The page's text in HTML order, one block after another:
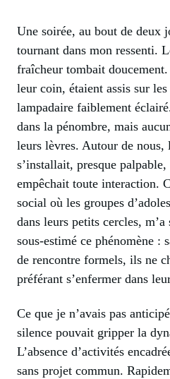
Une soirée, au bout de deux
tournant dans mon ressenti.
fraîcheur tombait
leur coin, étaient assis sur
lampadaire faiblement
dans la pénombre, mais
leurs lèvres. Autour de nous,
s’installait, presque
empêchait toute interaction.
social où les groupes
dans leurs petits cercles, m’a
sous-estimé ce phénomène :
de rencontre formels, ils ne
préférant s’enfermer dans
Ce que je n’avais pas
silence pouvait gripper la
L’absence d’activités
sans projet commun.